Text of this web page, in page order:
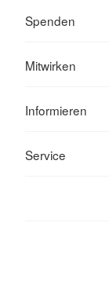
Spenden
Mitwirken
Informieren
Service